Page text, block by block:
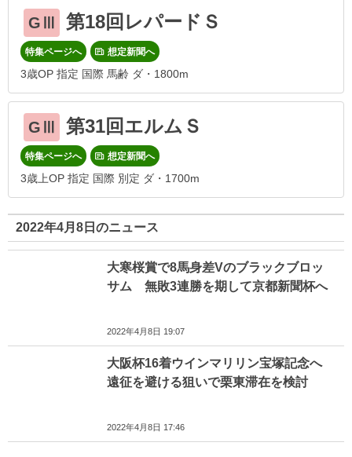
GⅢ 第18回レパードＳ
特集ページへ 想定新聞へ
3歳OP 指定 国際 馬齢 ダ・1800m
GⅢ 第31回エルムＳ
特集ページへ 想定新聞へ
3歳上OP 指定 国際 別定 ダ・1700m
2022年4月8日のニュース
大寒桜賞で8馬身差Vのブラックブロッ
サム 無敗3連勝を期して京都新聞杯へ
2022年4月8日 19:07
大阪杯16着ウインマリリン宝塚記念へ
遠征を避ける狙いで栗東滞在を検討
2022年4月8日 17:46